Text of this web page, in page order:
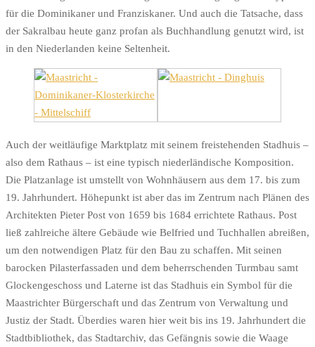
für die Dominikaner und Franziskaner. Und auch die Tatsache, dass
der Sakralbau heute ganz profan als Buchhandlung genutzt wird, ist
in den Niederlanden keine Seltenheit.
Auch der weitläufige Marktplatz mit seinem freistehenden Stadhuis –
also dem Rathaus – ist eine typisch niederländische Komposition.
Die Platzanlage ist umstellt von Wohnhäusern aus dem 17. bis zum
19. Jahrhundert. Höhepunkt ist aber das im Zentrum nach Plänen des
Architekten Pieter Post von 1659 bis 1684 errichtete Rathaus. Post
ließ zahlreiche ältere Gebäude wie Belfried und Tuchhallen abreißen,
um den notwendigen Platz für den Bau zu schaffen. Mit seinen
barocken Pilasterfassaden und dem beherrschenden Turmbau samt
Glockengeschoss und Laterne ist das Stadhuis ein Symbol für die
Maastrichter Bürgerschaft und das Zentrum von Verwaltung und
Justiz der Stadt. Überdies waren hier weit bis ins 19. Jahrhundert die
Stadtbibliothek, das Stadtarchiv, das Gefängnis sowie die Waage